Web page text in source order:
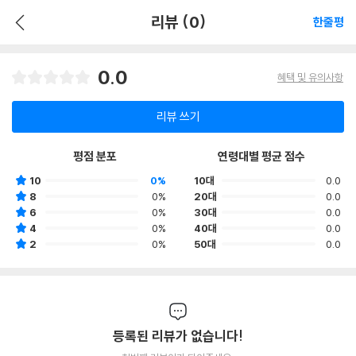
리뷰 (0) 한줄평
0.0 혜택 및 유의사항
리뷰 쓰기
평점 분포
10
0%
8
0%
6
0%
4
0%
2
0%
연령대별 평균 점수
10대
0.0
20대
0.0
30대
0.0
40대
0.0
50대
0.0
등록된 리뷰가 없습니다!